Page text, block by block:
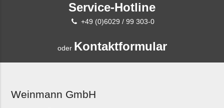
Service-Hotline
+49 (0)6029 / 99 303-0
oder Kontaktformular
Weinmann GmbH